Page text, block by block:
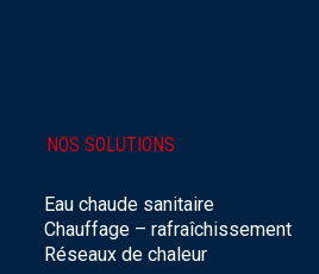
NOS SOLUTIONS
Eau chaude sanitaire
Chauffage – rafraîchissement
Réseaux de chaleur